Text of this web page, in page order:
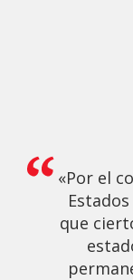
«Por el
que